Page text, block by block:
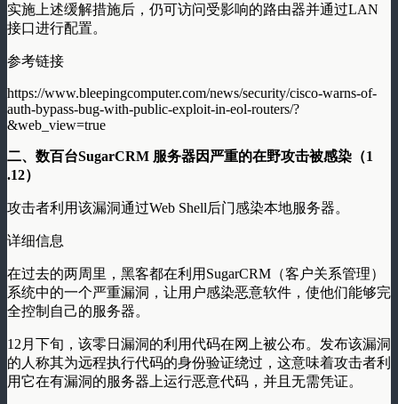
实施上述缓解措施后，仍可访问受影响的路由器并通过LAN
接口进行配置。
参考链接
https://www.bleepingcomputer.com/news/security/cisco-warns-of-
auth-bypass-bug-with-public-exploit-in-eol-routers/?
&web_view=true
二、数百台SugarCRM 服务器因严重的在野攻击被感染（1
.12）
攻击者利用该漏洞通过Web Shell后门感染本地服务器。
详细信息
在过去的两周里，黑客都在利用SugarCRM（客户关系管理）
系统中的一个严重漏洞，让用户感染恶意软件，使他们能够完
全控制自己的服务器。
12月下旬，该零日漏洞的利用代码在网上被公布。发布该漏洞
的人称其为远程执行代码的身份验证绕过，这意味着攻击者利
用它在有漏洞的服务器上运行恶意代码，并且无需凭证。